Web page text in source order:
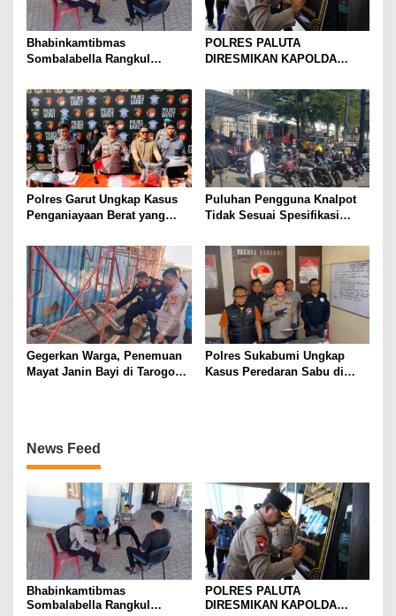
Bhabinkamtibmas
Sombalabella Rangkul
Kamtibmas dan Semarakkan
HUT Ke-81 RI
POLRES PALUTA
DIRESMIKAN KAPOLDA
GUNUNGTUA
Polres Garut Ungkap Kasus
Penganiayaan Berat yang
Meninggal Dunia
Puluhan Pengguna Knalpot
Tidak Sesuai Spesifikasi
Penertiban Polisi
Gegerkan Warga, Penemuan
Mayat Janin Bayi di Tarogong
Polres Sukabumi Ungkap
Kasus Peredaran Sabu di
News Feed
Bhabinkamtibmas
Sombalabella Rangkul
POLRES PALUTA
DIRESMIKAN KAPOLDA